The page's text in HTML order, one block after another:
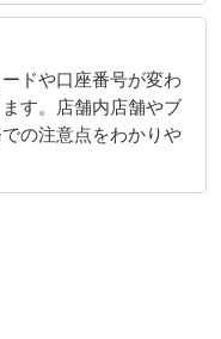
ドや口座番号が変わ
す。店舗内店舗やブ
の注意点をわかりや